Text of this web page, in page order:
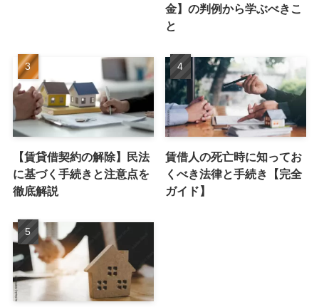
金】の判例から学ぶべきこ
と
【賃貸借契約の解除】民法
に基づく手続きと注意点を
徹底解説
賃借人の死亡時に知ってお
くべき法律と手続き【完全
ガイド】